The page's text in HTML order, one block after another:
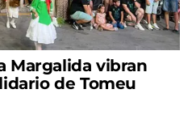
Margalida vibran
de Tomeu